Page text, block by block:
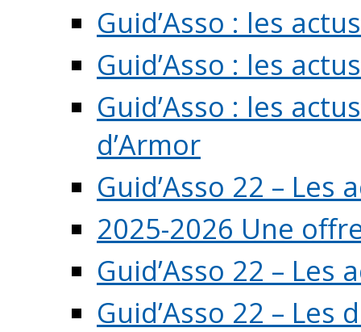
Guid’Asso : les
Guid’Asso : les
Guid’Asso : les
d’Armor
Guid’Asso 22 – Les
2025-2026 Une
Guid’Asso 22 –
Guid’Asso 22 – Les